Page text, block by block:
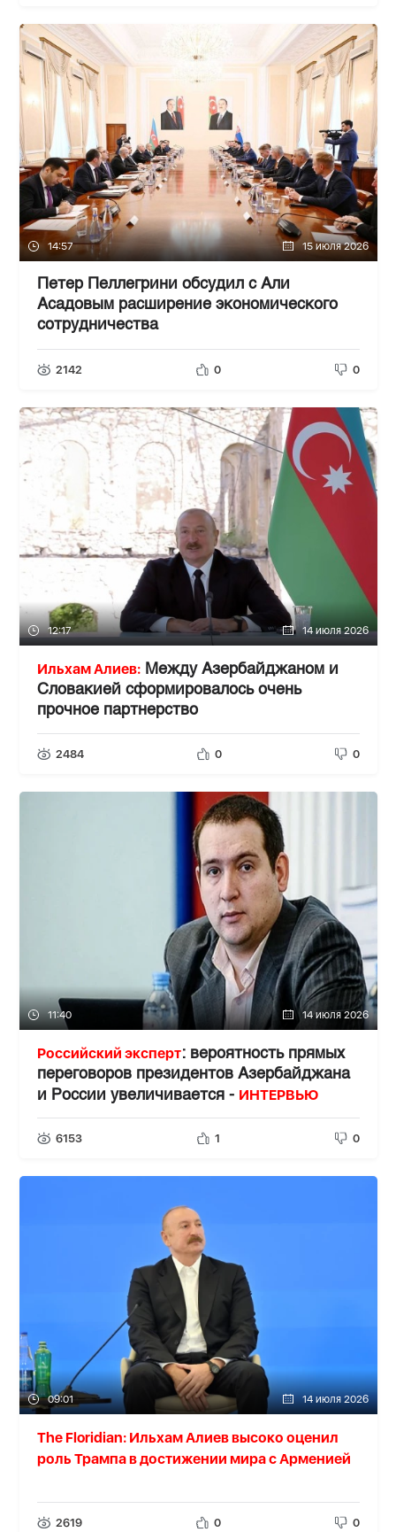
14:57 15 июля 2026
Петер Пеллегрини обсудил с Али
Асадовым расширение экономического
сотрудничества
2142 0 0
12:17 14 июля 2026
Ильхам Алиев:Между Азербайджаном и
Словакией сформировалось очень
прочное партнерство
2484 0 0
11:40 14 июля 2026
Российский эксперт: вероятность прямых
переговоров президентов Азербайджана
и России увеличивается - ИНТЕРВЬЮ
6153 1 0
09:01 14 июля 2026
The Floridian: Ильхам Алиев высоко оценил
роль Трампа в достижении мира с Арменией
2619 0 0